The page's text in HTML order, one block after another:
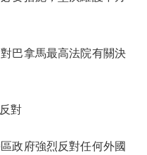
拿馬最高法院有關決
對
府強烈反對任何外國